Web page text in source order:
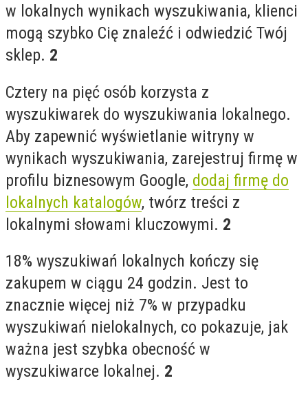
w lokalnych wynikach wyszukiwania, klienci
mogą szybko Cię znaleźć i odwiedzić Twój
sklep. 2
Cztery na pięć osób korzysta z
wyszukiwarek do wyszukiwania lokalnego.
Aby zapewnić wyświetlanie witryny w
wynikach wyszukiwania, zarejestruj firmę w
profilu biznesowym Google, dodaj firmę do
lokalnych katalogów, twórz treści z
lokalnymi słowami kluczowymi. 2
18% wyszukiwań lokalnych kończy się
zakupem w ciągu 24 godzin. Jest to
znacznie więcej niż 7% w przypadku
wyszukiwań nielokalnych, co pokazuje, jak
ważna jest szybka obecność w
wyszukiwarce lokalnej. 2